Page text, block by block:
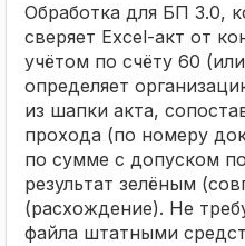
Обработка для БП 3.0,
сверяет Excel-акт от
учётом по счёту 60
определяет
из шапки акта,
прохода (по номеру
по сумме с допуском
результат зелёным
(расхождение). Не
файла штатными